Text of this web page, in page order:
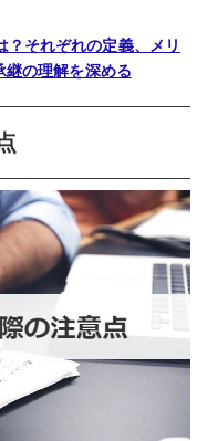
？それぞれの定義、メリ
継の理解を深める